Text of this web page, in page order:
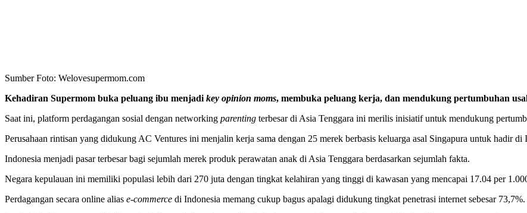
Sumber Foto: Welovesupermom.com
Kehadiran Supermom buka peluang ibu menjadi key opinion moms, membuka peluang kerja, dan mendukung pertumbuhan
Saat ini, platform perdagangan sosial dengan networking parenting terbesar di Asia Tenggara ini merilis inisiatif untuk mendukung
Perusahaan rintisan yang didukung AC Ventures ini menjalin kerja sama dengan 25 merek berbasis keluarga asal Singapura untuk hadir di
Indonesia menjadi pasar terbesar bagi sejumlah merek produk perawatan anak di Asia Tenggara berdasarkan sejumlah fakta.
Negara kepulauan ini memiliki populasi lebih dari 270 juta dengan tingkat kelahiran yang tinggi di kawasan yang mencapai 17.04 per
Perdagangan secara online alias e-commerce di Indonesia memang cukup bagus apalagi didukung tingkat penetrasi internet sebesar 73,7%.